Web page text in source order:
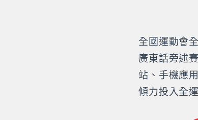
全國運動會
廣東話旁述
站、手機應
傾力投入全